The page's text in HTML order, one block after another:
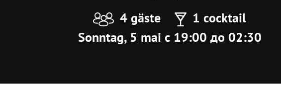
4 gäste
1 cocktail
Sonntag, 5 mai с 19:00 до 02:30